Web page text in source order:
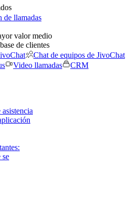
de llamadas
valor medio
de clientes
Chat de equipos de JivoChat
Video llamadas
CRM
se